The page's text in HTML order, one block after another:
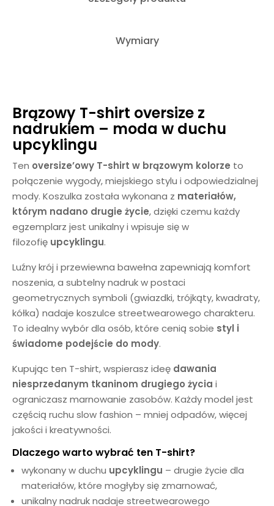
Wymiary
Brązowy T-shirt oversize z
nadrukiem – moda w duchu
upcyklingu
Ten oversize’owy T-shirt w brązowym kolorze to
połączenie wygody, miejskiego stylu i odpowiedzialnej
mody. Koszulka została wykonana z materiałów,
którym nadano drugie życie, dzięki czemu każdy
egzemplarz jest unikalny i wpisuje się w
filozofię upcyklingu.
Luźny krój i przewiewna bawełna zapewniają komfort
noszenia, a subtelny nadruk w postaci
geometrycznych symboli (gwiazdki, trójkąty, kwadraty,
kółka) nadaje koszulce streetwearowego charakteru.
To idealny wybór dla osób, które cenią sobie styl i
świadome podejście do mody.
Kupując ten T-shirt, wspierasz ideę dawania
niesprzedanym tkaninom drugiego życia i
ograniczasz marnowanie zasobów. Każdy model jest
częścią ruchu slow fashion – mniej odpadów, więcej
jakości i kreatywności.
Dlaczego warto wybrać ten T-shirt?
wykonany w duchu upcyklingu – drugie życie dla
materiałów, które mogłyby się zmarnować,
unikalny nadruk nadaje streetwearowego